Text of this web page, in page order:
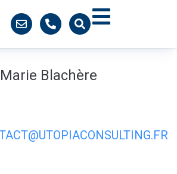
Blachère